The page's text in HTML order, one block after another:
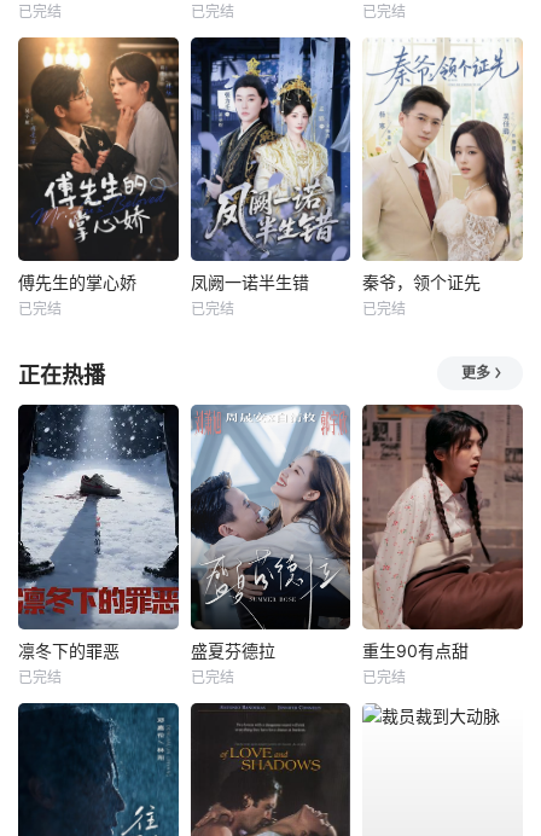
已完结 已完结 已完结
傅先生的掌心娇
已完结
凤阙一诺半生错
已完结
秦爷，领个证先
已完结
正在热播 更多
凛冬下的罪恶
已完结
盛夏芬德拉
已完结
重生90有点甜
已完结